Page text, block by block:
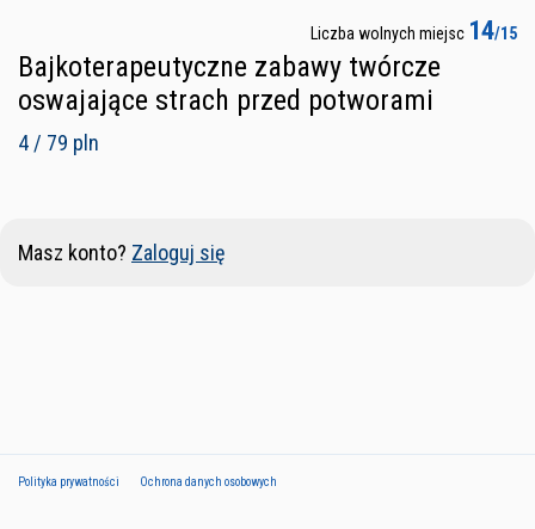
Liczba wolnych miejsc 14/15
Bajkoterapeutyczne zabawy twórcze
oswajające strach przed potworami
4 / 79 pln
Masz konto? Zaloguj się
Polityka prywatności Ochrona danych osobowych